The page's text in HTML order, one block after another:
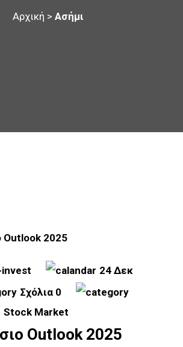
Αρχική > Ασήμι
24 Δεκ
Σχόλια 0
Stock Market
Outlook 2025